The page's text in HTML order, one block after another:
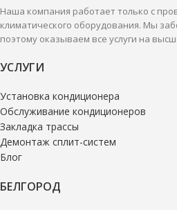
Наша компания работает только с
климатического оборудования. Мы
поэтому оказываем все услуги на
УСЛУГИ
Установка кондиционера
Обслуживание кондиционеров
Закладка трассы
Демонтаж сплит-систем
Блог
БЕЛГОРОД